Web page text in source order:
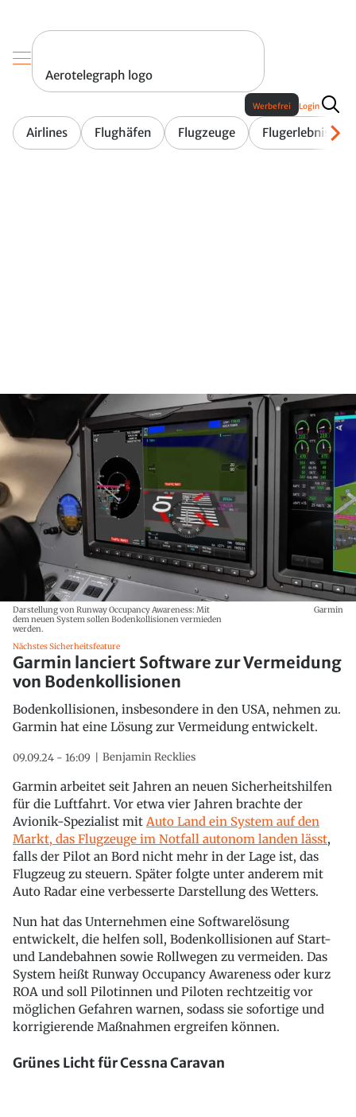
Aerotelegraph logo
Airlines Flughäfen Flugzeuge Flugerlebnis
Werbefrei Login
Darstellung von Runway Occupancy Awareness: Mit
dem neuen System sollen Bodenkollisionen vermieden
werden.
Garmin
Nächstes Sicherheitsfeature
Garmin lanciert Software zur Vermeidung
von Bodenkollisionen
Bodenkollisionen, insbesondere in den USA, nehmen zu.
Garmin hat eine Lösung zur Vermeidung entwickelt.
09.09.24 - 16:09 Benjamin Recklies
Garmin arbeitet seit Jahren an neuen Sicherheitshilfen
für die Luftfahrt. Vor etwa vier Jahren brachte der
Avionik-Spezialist mit Auto Land ein System auf den
Markt, das Flugzeuge im Notfall autonom landen lässt,
falls der Pilot an Bord nicht mehr in der Lage ist, das
Flugzeug zu steuern. Später folgte unter anderem mit
Auto Radar eine verbesserte Darstellung des Wetters.
Nun hat das Unternehmen eine Softwarelösung
entwickelt, die helfen soll, Bodenkollisionen auf Start-
und Landebahnen sowie Rollwegen zu vermeiden. Das
System heißt Runway Occupancy Awareness oder kurz
ROA und soll Pilotinnen und Piloten rechtzeitig vor
möglichen Gefahren warnen, sodass sie sofortige und
korrigierende Maßnahmen ergreifen können.
Grünes Licht für Cessna Caravan